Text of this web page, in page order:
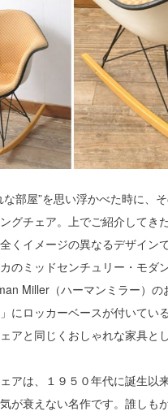
部屋”を思い浮かべた時に、
グチェア。上でご紹介してき
くイメージの異なるデザインで
のミッドセンチュリー・モダ
Miller（ハーマンミラー）の
にロッカーベースが付いてい
アと同じくおしゃれな家具と
アは、１９５０年代に誕生以
が衰えない名作です。誰しも